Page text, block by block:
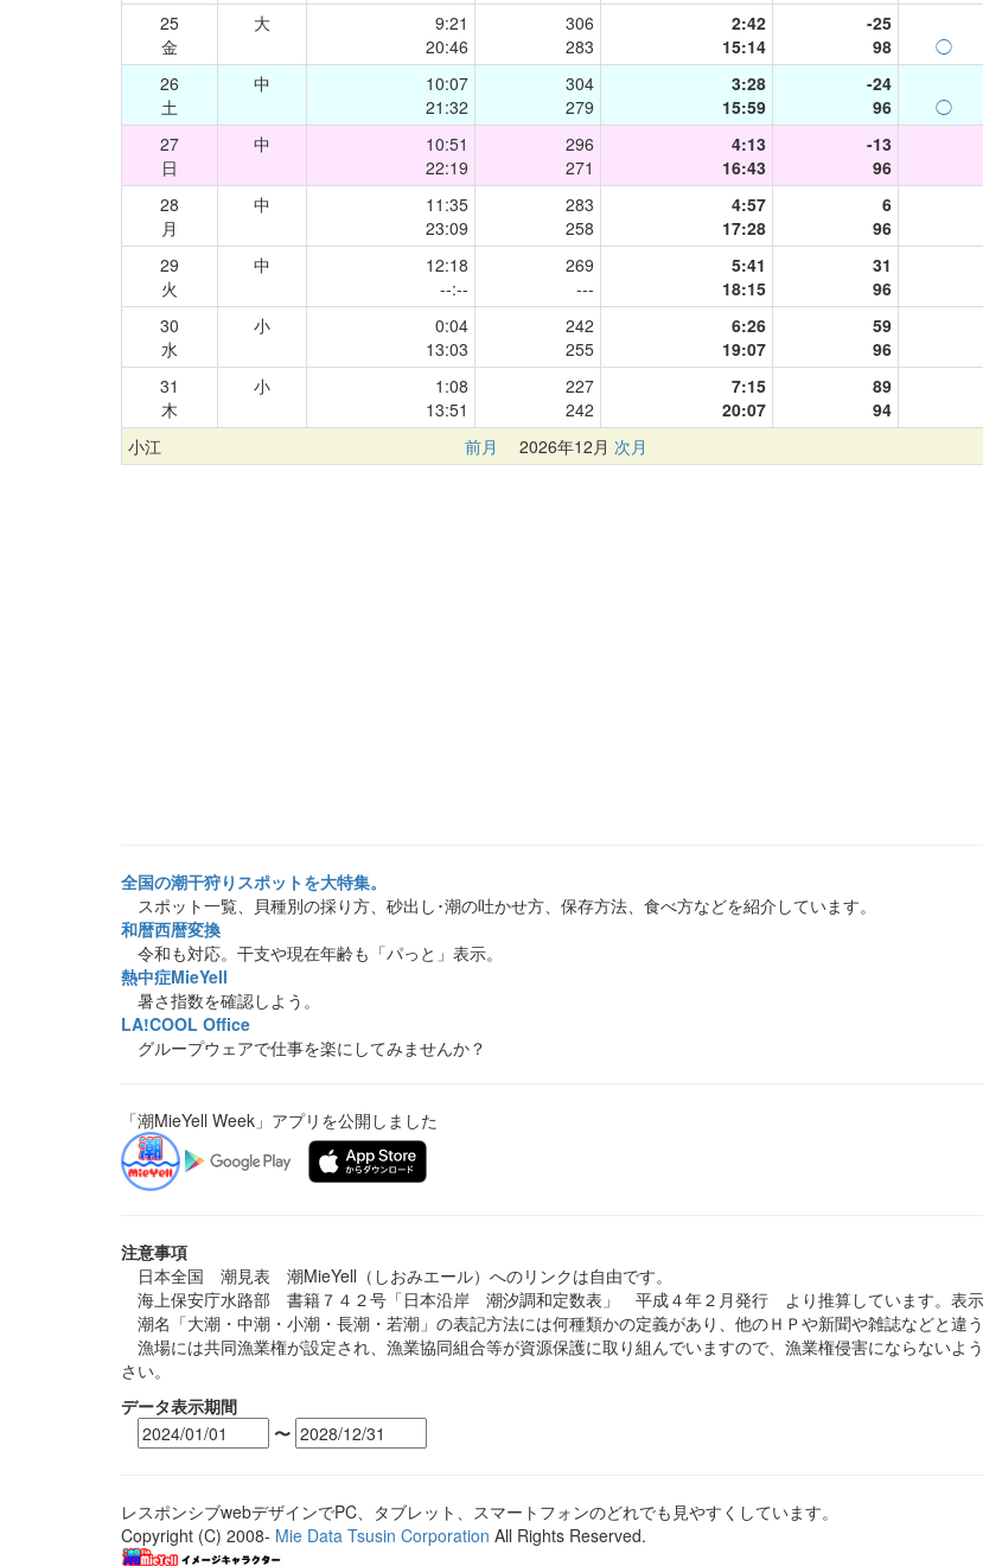
25
金
大
9:21
20:46
306
283
2:42
15:14
-25
98
◯
26
土
中
10:07
21:32
304
279
3:28
15:59
-24
96
◯
27
日
中
10:51
22:19
296
271
4:13
16:43
-13
96
28
月
中
11:35
23:09
283
258
4:57
17:28
6
96
29
火
中
12:18
--:--
269
---
5:41
18:15
31
96
30
水
小
0:04
13:03
242
255
6:26
19:07
59
96
31
木
小
1:08
13:51
227
242
7:15
20:07
89
94
小江 前月 2026年12月 次月
全国の潮干狩りスポットを大特集。
スポット一覧、貝種別の採り方、砂出し･潮の吐かせ方、保存方法、食べ方などを紹介しています。
和暦西暦変換
令和も対応。干支や現在年齢も「パっと」表示。
熱中症MieYell
暑さ指数を確認しよう。
LA!COOL Office
グループウェアで仕事を楽にしてみませんか？
「潮MieYell Week」アプリを公開しました
注意事項
日本全国 潮見表 潮MieYell（しおみエール）へのリンクは自由です。
海上保安庁水路部 書籍７４２号「日本沿岸 潮汐調和定数表」 平成４年２月発行 より推算しています。表示
潮名「大潮・中潮・小潮・長潮・若潮」の表記方法には何種類かの定義があり、他のＨＰや新聞や雑誌などと違う
漁場には共同漁業権が設定され、漁業協同組合等が資源保護に取り組んでいますので、漁業権侵害にならないよ
さい。
データ表示期間
〜
レスポンシブwebデザインでPC、タブレット、スマートフォンのどれでも見やすくしています。
Copyright (C) 2008- Mie Data Tsusin Corporation All Rights Reserved.